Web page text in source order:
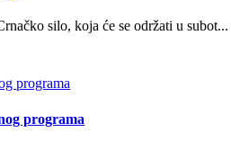
silo, koja će se održati u subot...
programa